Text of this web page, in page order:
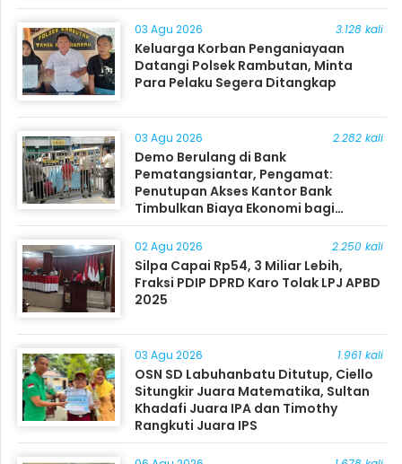
03 Agu 2026 3.128 kali
Keluarga Korban Penganiayaan
Datangi Polsek Rambutan, Minta
Para Pelaku Segera Ditangkap
03 Agu 2026 2.282 kali
Demo Berulang di Bank
Pematangsiantar, Pengamat:
Penutupan Akses Kantor Bank
Timbulkan Biaya Ekonomi bagi
Masyarakat
02 Agu 2026 2.250 kali
Silpa Capai Rp54, 3 Miliar Lebih,
Fraksi PDIP DPRD Karo Tolak LPJ APBD
2025
03 Agu 2026 1.961 kali
OSN SD Labuhanbatu Ditutup, Ciello
Situngkir Juara Matematika, Sultan
Khadafi Juara IPA dan Timothy
Rangkuti Juara IPS